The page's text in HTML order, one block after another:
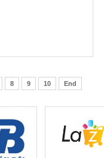
8 9 10 End